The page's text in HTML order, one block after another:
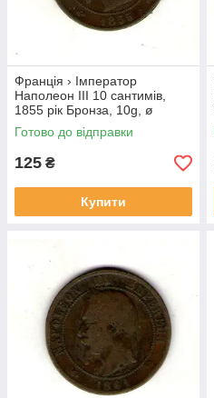
Франція › Імператор
Наполеон III 10 сантимів,
1855 рік Бронза, 10g, ø
30.2mm №4026
Готово до відправки
125 ₴
Купити